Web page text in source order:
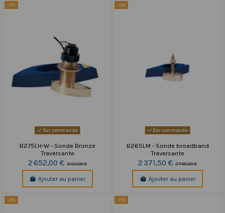
-15%
Sur commande
B275LH-W - Sonde Bronze
Traversante
2 652,00 € 3 120,00 €
Ajouter au panier
-15%
Sur commande
B265LM - Sonde broadband
Traversante
2 371,50 €2 790,00 €
Ajouter au panier
-15% -15%